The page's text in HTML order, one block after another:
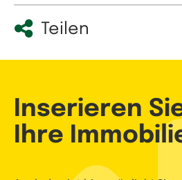
Teilen
Inserieren
Ihre